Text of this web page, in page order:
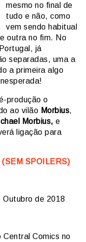
mesmo no final de
tudo e não, como
vem sendo habitual
outra no fim. No
já
separadas, uma a
a primeira algo
produção o
ao vilão Morbius,
Morbius, e
ligação para
(SEM SPOILERS)
Outubro de 2018
Comics no